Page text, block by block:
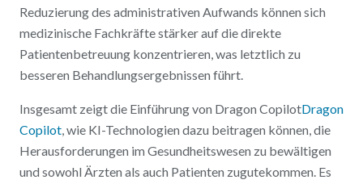
Reduzierung des administrativen Aufwands können sich
medizinische Fachkräfte stärker auf die direkte
Patientenbetreuung konzentrieren, was letztlich zu
besseren Behandlungsergebnissen führt.
Insgesamt zeigt die Einführung von Dragon CopilotDragon
Copilot, wie KI-Technologien dazu beitragen können, die
Herausforderungen im Gesundheitswesen zu bewältigen
und sowohl Ärzten als auch Patienten zugutekommen. Es